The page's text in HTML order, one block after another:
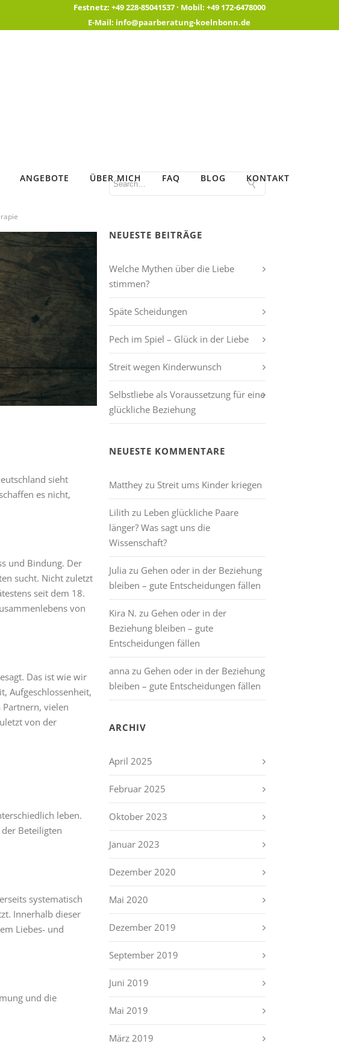
Festnetz: +49 228-85041537 · Mobil: +49 172-6478000
E-Mail: info@paarberatung-koelnbonn.de
ANGEBOTE ÜBER MICH FAQ BLOG KONTAKT
sieht
es nicht,
und Bindung. Der
sucht. Nicht zuletzt
seit dem 18.
von
Das ist wie wir
Aufgeschlossenheit,
vielen
von der
leben.
Beteiligten
systematisch
Innerhalb dieser
Liebes- und
und die
NEUESTE BEITRÄGE
Welche Mythen über die Liebe
stimmen?
Späte Scheidungen
Pech im Spiel – Glück in der Liebe
Streit wegen Kinderwunsch
Selbstliebe als Voraussetzung für eine
glückliche Beziehung
NEUESTE KOMMENTARE
Matthey zu Streit ums Kinder kriegen
Lilith zu Leben glückliche Paare
länger? Was sagt uns die
Wissenschaft?
Julia zu Gehen oder in der Beziehung
bleiben – gute Entscheidungen fällen
Kira N. zu Gehen oder in der
Beziehung bleiben – gute
Entscheidungen fällen
anna zu Gehen oder in der Beziehung
bleiben – gute Entscheidungen fällen
ARCHIV
April 2025
Februar 2025
Oktober 2023
Januar 2023
Dezember 2020
Mai 2020
Dezember 2019
September 2019
Juni 2019
Mai 2019
März 2019